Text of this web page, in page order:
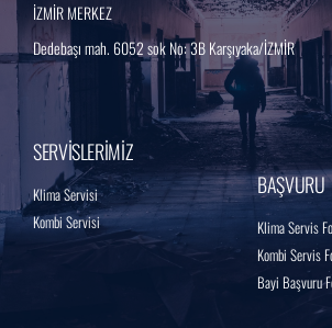
İZMİR MERKEZ
Dedebaşı mah. 6052 sok No: 3B Karşıyaka/İZMİR
SERVİSLERİMİZ
Klima Servisi
Kombi Servisi
BAŞVURU
Klima Servis
Kombi Servis
Bayi Başvuru